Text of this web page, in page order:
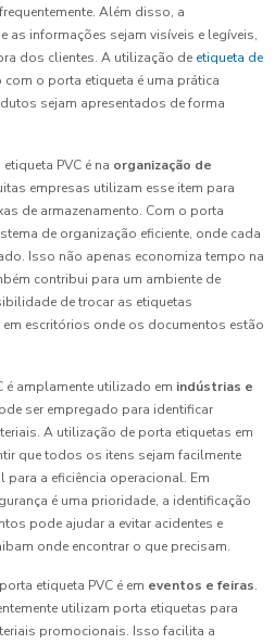
Além disso, a
as informações sejam visíveis e legíveis,
dos clientes. A utilização de etiqueta de
com o porta etiqueta é uma prática
sejam apresentados de forma
PVC é na organização de
empresas utilizam esse item para
de armazenamento. Com o porta
de organização eficiente, onde cada
Isso não apenas economiza tempo na
contribui para um ambiente de
de trocar as etiquetas
escritórios onde os documentos estão
amplamente utilizado em indústrias e
ser empregado para identificar
A utilização de porta etiquetas em
que todos os itens sejam facilmente
a eficiência operacional. Em
é uma prioridade, a identificação
pode ajudar a evitar acidentes e
onde encontrar o que precisam.
etiqueta PVC é em eventos e feiras.
utilizam porta etiquetas para
promocionais. Isso facilita a